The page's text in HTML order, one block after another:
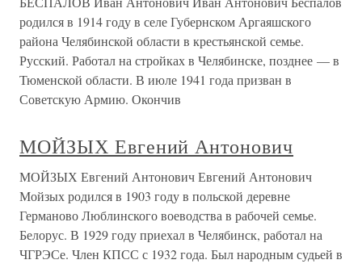
родился в 1914 году в селе Губернском Аргаяшского
района Челябинской области в крестьянской семье.
Русский. Работал на стройках в Челябинске, позднее — в
Тюменской области. В июле 1941 года призван в
Советскую Армию. Окончив
МОЙЗЫХ Евгений Антонович
МОЙЗЫХ Евгений Антонович Евгений Антонович
Мойзых родился в 1903 году в польской деревне
Германово Люблинского воеводства в рабочей семье.
Белорус. В 1929 году приехал в Челябинск, работал на
ЧГРЭСе. Член КПСС с 1932 года. Был народным судьей в